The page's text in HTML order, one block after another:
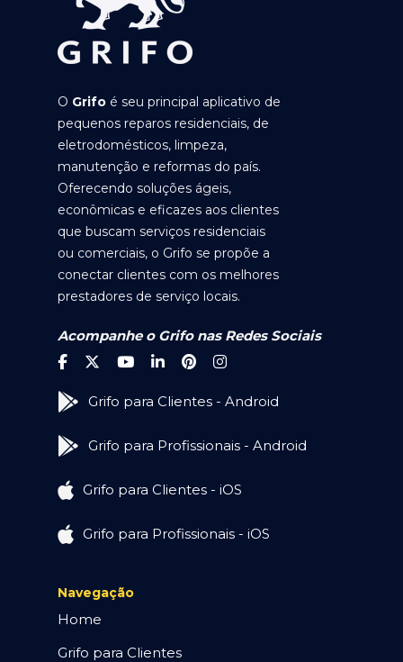
O Grifo é seu principal aplicativo de
pequenos reparos residenciais, de
eletrodomésticos, limpeza,
manutenção e reformas do país.
Oferecendo soluções ágeis,
econômicas e eficazes aos clientes
que buscam serviços residenciais
ou comerciais, o Grifo se propõe a
conectar clientes com os melhores
prestadores de serviço locais.
Acompanhe o Grifo nas Redes Sociais
Grifo para Clientes - Android
Grifo para Profissionais - Android
Grifo para Clientes - iOS
Grifo para Profissionais - iOS
Navegação
Home
Grifo para Clientes